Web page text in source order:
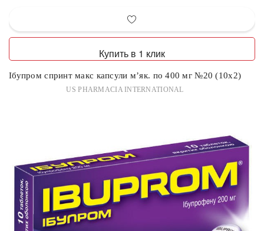
Купить в 1 клик
Ібупром спринт макс капсули м’як. по 400 мг №20 (10х2)
US PHARMACIA INTERNATIONAL